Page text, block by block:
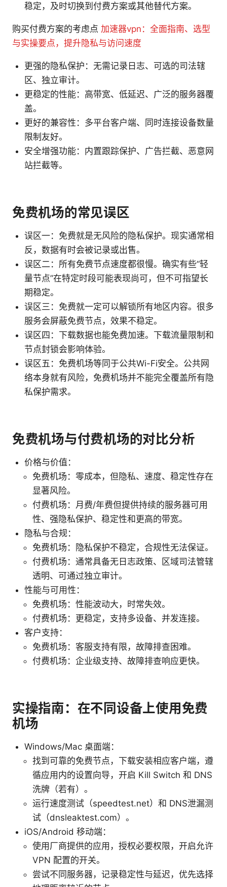
稳定，及时切换到付费方案或其他替代方案。
购买付费方案的考虑点 加速器vpn：全面指南、选型
与实操要点，提升隐私与访问速度
更强的隐私保护：无需记录日志、可选的司法辖
区、独立审计。
更稳定的性能：高带宽、低延迟、广泛的服务器覆
盖。
更好的兼容性：多平台客户端、同时连接设备数量
限制友好。
安全增强功能：内置跟踪保护、广告拦截、恶意网
站拦截等。
免费机场的常见误区
误区一：免费就是无风险的隐私保护。现实通常相
反，数据有时会被记录或出售。
误区二：所有免费节点速度都很慢。确实有些“轻
量节点”在特定时段可能表现尚可，但不可指望长
期稳定。
误区三：免费就一定可以解锁所有地区内容。很多
服务会屏蔽免费节点，效果不稳定。
误区四：下载数据也能免费加速。下载流量限制和
节点封锁会影响体验。
误区五：免费机场等同于公共Wi-Fi安全。公共网
络本身就有风险，免费机场并不能完全覆盖所有隐
私保护需求。
免费机场与付费机场的对比分析
价格与价值：
免费机场：零成本，但隐私、速度、稳定性存在
显著风险。
付费机场：月费/年费但提供持续的服务器可用
性、强隐私保护、稳定性和更高的带宽。
隐私与合规：
免费机场：隐私保护不稳定，合规性无法保证。
付费机场：通常具备无日志政策、区域司法管辖
透明、可通过独立审计。
性能与可用性：
免费机场：性能波动大，时常失效。
付费机场：更稳定，支持多设备、并发连接。
客户支持：
免费机场：客服支持有限，故障排查困难。
付费机场：企业级支持、故障排查响应更快。
实操指南：在不同设备上使用免费
机场
Windows/Mac 桌面端：
找到可靠的免费节点，下载安装相应客户端，遵
循应用内的设置向导，开启 Kill Switch 和 DNS
洗牌（若有）。
运行速度测试（speedtest.net）和 DNS泄漏测
试（dnsleaktest.com）。
iOS/Android 移动端：
使用厂商提供的应用，授权必要权限，开启允许
VPN 配置的开关。
尝试不同服务器，记录稳定性与延迟，优先选择